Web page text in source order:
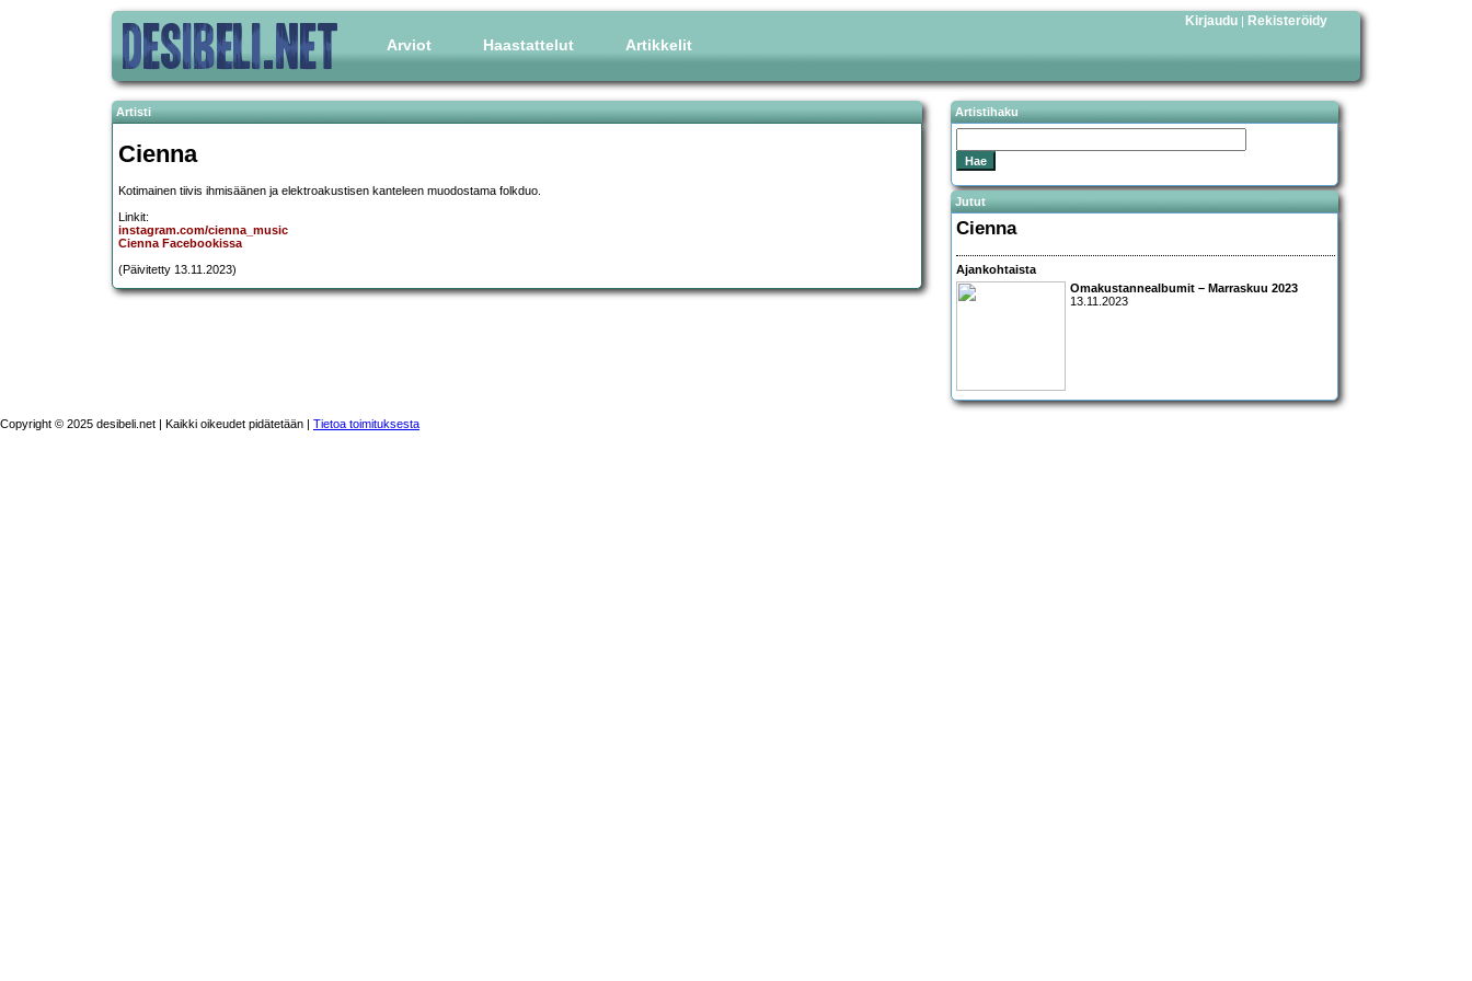
Arviot Haastattelut Artikkelit
Kirjaudu | Rekisteröidy
Artisti
Cienna
Kotimainen tiivis ihmisäänen ja elektroakustisen kanteleen muodostama folkduo.
Linkit:
instagram.com/cienna_music
Cienna Facebookissa
(Päivitetty 13.11.2023)
Artistihaku
Jutut
Cienna
Ajankohtaista
Omakustannealbumit – Marraskuu 2023
13.11.2023
Copyright © 2025 desibeli.net | Kaikki oikeudet pidätetään | Tietoa toimituksesta